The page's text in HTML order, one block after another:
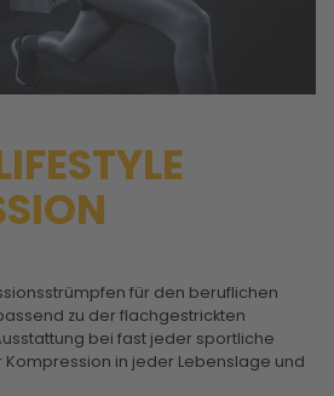
für den beruflichen
zu der flachgestrickten
bei fast jeder sportliche
Kompression in jeder Lebenslage und